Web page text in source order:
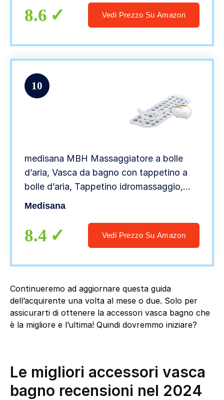
Bagno
8.6 Vedi Prezzo Su Amazon
10
medisana MBH Massaggiatore a bolle
d’aria, Vasca da bagno con tappetino a
bolle d’aria, Tappetino idromassaggio,
Incl. dispenser di aromi, 3 livelli di
Medisana
8.4 Vedi Prezzo Su Amazon
Continueremo ad aggiornare questa guida
dell’acquirente una volta al mese o due. Solo per
assicurarti di ottenere la accessori vasca bagno che
è la migliore e l’ultima! Quindi dovremmo iniziare?
Le migliori accessori vasca
bagno recensioni nel 2024